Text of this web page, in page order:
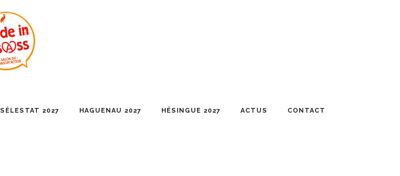
SÉLESTAT 2027 HAGUENAU 2027 HÉSINGUE 2027 ACTUS CONTACT